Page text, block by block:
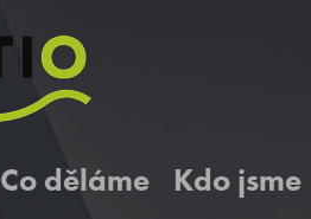
Co děláme Kdo jsme